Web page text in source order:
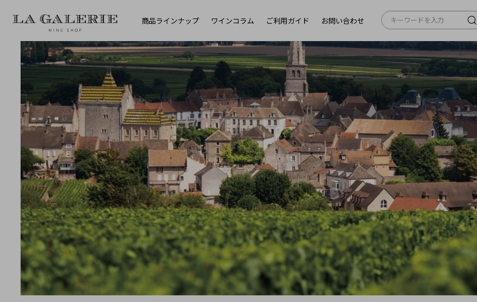
商品ラインナップ ワインコラム ご利用ガイド お問い合わせ